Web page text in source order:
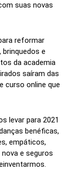
suas novas
reformar
e
da academia
saíram das
curso online que
levar para 2021
benéficas,
empáticos,
e seguros